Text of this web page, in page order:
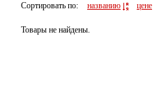
Сортировать по: названию цене
Товары не найдены.